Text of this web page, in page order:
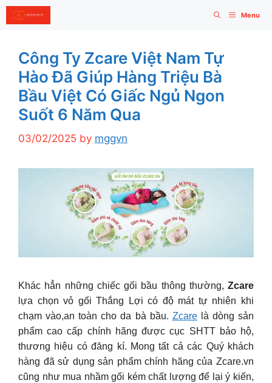
Skip
to
Menu
Công Ty Zcare Việt Nam Tự
Hào Đã Giúp Hàng Triệu Bà
Bầu Việt Có Giấc Ngủ Ngon
Suốt 6 Năm Qua
03/02/2025 by mggvn
Khác hẳn những chiếc gối bầu thông thường, Zcare
lựa chọn vỏ gối Thắng Lợi có độ mát tự nhiên khi
chạm vào,an toàn cho da bà bầu. Zcarelà dòng sản
phẩm cao cấp chính hãng được cục SHTT bảo hộ,
thương hiệu có đăng kí. Mong tất cả các Quý khách
hàng đã sử dụng sản phẩm chính hãng của Zcare.vn
cũng như mua nhầm gối kém chất lượng để lại ý kiến,